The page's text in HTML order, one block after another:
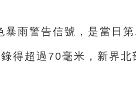
雨警告信號，是當日
得超過70毫米，新界北